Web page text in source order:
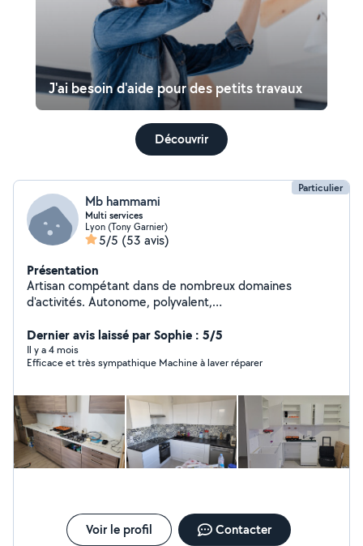
J'ai besoin d'aide pour des petits travaux
Découvrir
Particulier
Mb hammami
Multi services
Lyon (Tony Garnier)
5/5 (53 avis)
Présentation
Artisan compétant dans de nombreux domaines
d'activités. Autonome, polyvalent,
d'expérience dans plusieurs domaines.
Dernier avis laissé par Sophie : 5/5
Il y a 4 mois
Efficace et très sympathique Machine à laver réparer
Voir le profil Contacter